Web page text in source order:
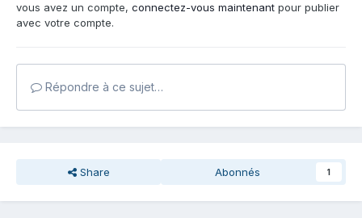
vous avez un compte, connectez-vous maintenant pour publier
avec votre compte.
Répondre à ce sujet…
Share Abonnés 1